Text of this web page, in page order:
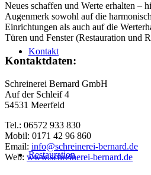
Kontakt
Restauration
Neues schaffen und Werte erhalten –
Augenmerk sowohl auf die
Einrichtungen als auch auf die
Türen und Fenster (Restauration und
Kontaktdaten:
Schreinerei Bernard GmbH
Auf der Schleif 4
54531 Meerfeld
Tel.: 06572 933 830
Mobil: 0171 42 96 860
Email: info@schreinerei-bernard.de
Web: www.schreinerei-bernard.de